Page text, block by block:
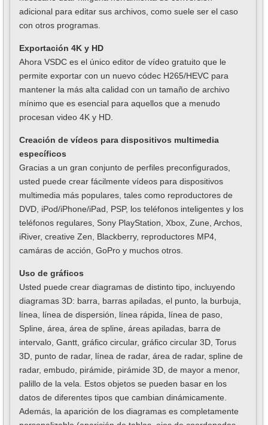
adicional para editar sus archivos, como suele ser el caso
con otros programas.
Exportación 4K y HD
Ahora VSDC es el único editor de vídeo gratuito que le
permite exportar con un nuevo códec H265/HEVC para
mantener la más alta calidad con un tamaño de archivo
mínimo que es esencial para aquellos que a menudo
procesan video 4K y HD.
Creación de vídeos para dispositivos multimedia
específicos
Gracias a un gran conjunto de perfiles preconfigurados,
usted puede crear fácilmente vídeos para dispositivos
multimedia más populares, tales como reproductores de
DVD, iPod/iPhone/iPad, PSP, los teléfonos inteligentes y los
teléfonos regulares, Sony PlayStation, Xbox, Zune, Archos,
iRiver, creative Zen, Blackberry, reproductores MP4,
camáras de acción, GoPro y muchos otros.
Uso de gráficos
Usted puede crear diagramas de distinto tipo, incluyendo
diagramas 3D: barra, barras apiladas, el punto, la burbuja,
línea, línea de dispersión, línea rápida, línea de paso,
Spline, área, área de spline, áreas apiladas, barra de
intervalo, Gantt, gráfico circular, gráfico circular 3D, Torus
3D, punto de radar, línea de radar, área de radar, spline de
radar, embudo, pirámide, pirámide 3D, de mayor a menor,
palillo de la vela. Estos objetos se pueden basar en los
datos de diferentes tipos que cambian dinámicamente.
Además, la aparición de los diagramas es completamente